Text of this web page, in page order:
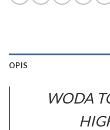
OPIS
WODA